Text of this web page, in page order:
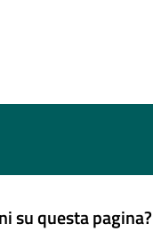
su questa pagina?